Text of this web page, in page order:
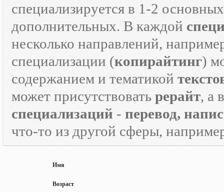
специализируется в 1-2
дополнительных. В каждой
несколько направлений,
специализации (копирайтинг)
содержанием и тематикой
может присутствовать рерайт, а
специализаций - перевод,
что-то из другой сферы,
Имя
Возраст